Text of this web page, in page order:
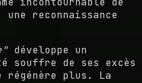
reconnaissance
développe un
souffre de ses excès
régénère plus. La